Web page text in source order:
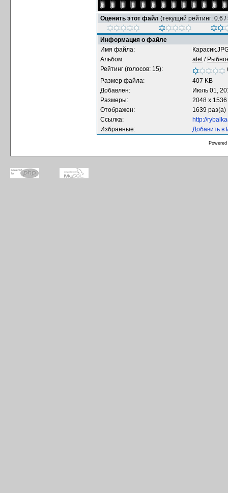
Оценить этот файл (текущий рейтинг: 0.6 /
Информация о файле
Имя файла:
Альбом:
atet/
Рейтинг (голосов: 15):
Размер файла:
407 KB
Добавлен:
Июль 01,
Размеры:
2048 x 1536
Отображен:
1639 раз(а)
Ссылка:
http://
Избранные:
Добавить в